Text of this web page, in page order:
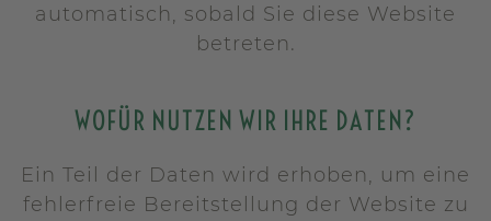
automatisch, sobald Sie diese Website
betreten.
WOFÜR NUTZEN WIR IHRE DATEN?
Ein Teil der Daten wird erhoben, um eine
fehlerfreie Bereitstellung der Website zu